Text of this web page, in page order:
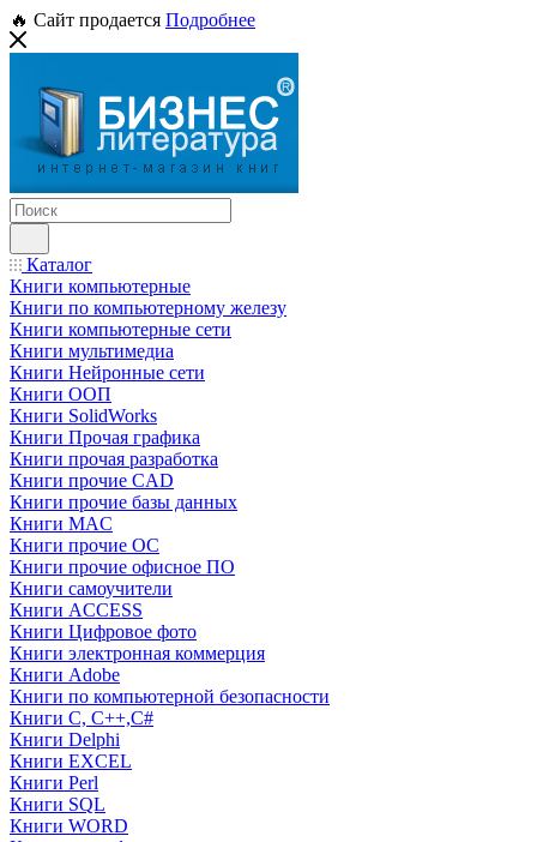
🔥 Сайт продается Подробнее
Каталог
Книги компьютерные
Книги по компьютерному железу
Книги компьютерные сети
Книги мультимедиа
Книги Нейронные сети
Книги ООП
Книги SolidWorks
Книги Прочая графика
Книги прочая разработка
Книги прочие CAD
Книги прочие базы данных
Книги MAC
Книги прочие ОС
Книги прочие офисное ПО
Книги самоучители
Книги ACCESS
Книги Цифровое фото
Книги электронная коммерция
Книги Adobe
Книги по компьютерной безопасности
Книги C, C++,С#
Книги Delphi
Книги EXCEL
Книги Perl
Книги SQL
Книги WORD